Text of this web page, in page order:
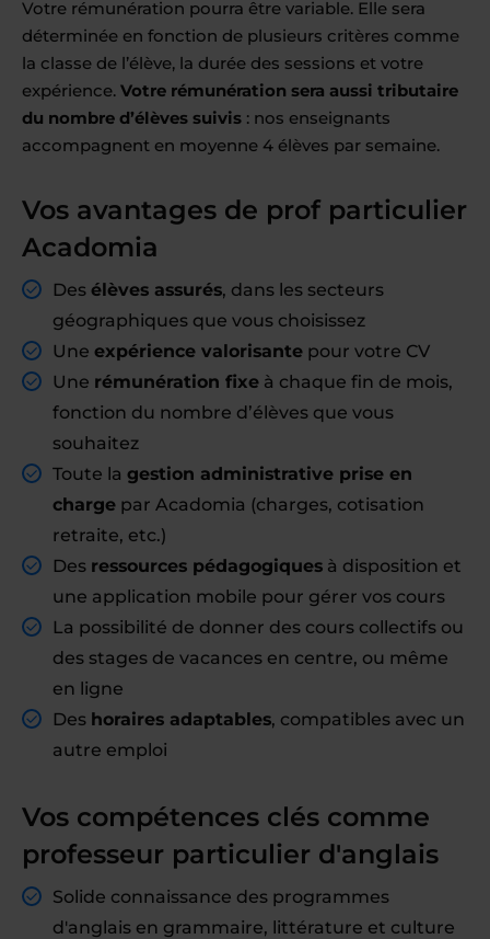
Votre rémunération pourra être variable. Elle sera
déterminée en fonction de plusieurs critères comme
la classe de l’élève, la durée des sessions et votre
expérience. Votre rémunération sera aussi tributaire
du nombre d’élèves suivis : nos enseignants
accompagnent en moyenne 4 élèves par semaine.
Vos avantages de prof particulier
Acadomia
Des élèves assurés, dans les secteurs
géographiques que vous choisissez
Une expérience valorisante pour votre CV
Une rémunération fixe à chaque fin de mois,
fonction du nombre d’élèves que vous
souhaitez
Toute la gestion administrative prise en
charge par Acadomia (charges, cotisation
retraite, etc.)
Des ressources pédagogiques à disposition et
une application mobile pour gérer vos cours
La possibilité de donner des cours collectifs ou
des stages de vacances en centre, ou même
en ligne
Des horaires adaptables, compatibles avec un
autre emploi
Vos compétences clés comme
professeur particulier d'anglais
Solide connaissance des programmes
d'anglais en grammaire, littérature et culture